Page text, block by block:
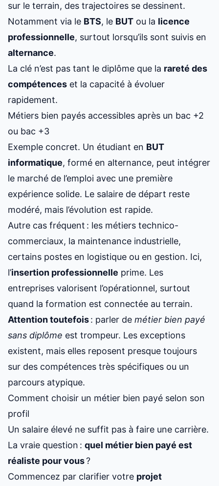
sur le terrain, des trajectoires se dessinent.
Notamment via le BTS, le BUT ou la licence
professionnelle, surtout lorsqu’ils sont suivis en
alternance.
La clé n’est pas tant le diplôme que la rareté des
compétences et la capacité à évoluer
rapidement.
Métiers bien payés accessibles après un bac +2
ou bac +3
Exemple concret. Un étudiant en BUT
informatique, formé en alternance, peut intégrer
le marché de l’emploi avec une première
expérience solide. Le salaire de départ reste
modéré, mais l’évolution est rapide.
Autre cas fréquent : les métiers technico-
commerciaux, la maintenance industrielle,
certains postes en logistique ou en gestion. Ici,
l’insertion professionnelle prime. Les
entreprises valorisent l’opérationnel, surtout
quand la formation est connectée au terrain.
Attention toutefois: parler de métier bien payé
sans diplôme est trompeur. Les exceptions
existent, mais elles reposent presque toujours
sur des compétences très spécifiques ou un
parcours atypique.
Comment choisir un métier bien payé selon son
profil
Un salaire élevé ne suffit pas à faire une carrière.
La vraie question : quel métier bien payé est
réaliste pour vous?
Commencez par clarifier votre projet